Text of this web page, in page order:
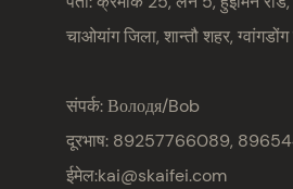
चाओयांग जिला, शान्तौ शहर, ग्वांगडोंग
संपर्क: Володя/Bob
दूरभाष: 89257766089,
ईमेल:kai@skaifei.com